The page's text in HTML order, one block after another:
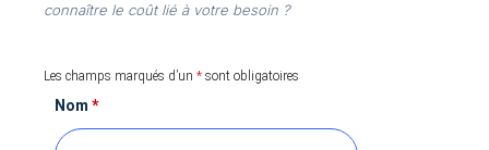
connaître le coût lié à votre besoin ?
Les champs marqués d’un * sont obligatoires
Nom *